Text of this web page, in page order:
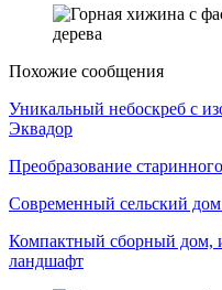
Похожие сообщения
Уникальный небоскреб с
Эквадор
Преобразование
Современный сельский дом
Компактный сборный дом,
ландшафт